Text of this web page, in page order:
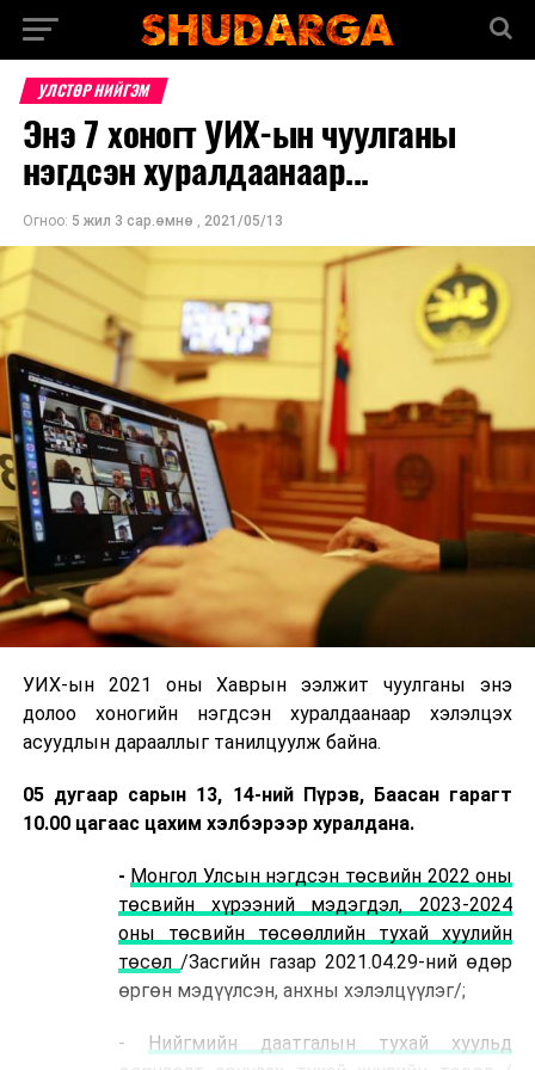
УЛСТӨР НИЙГЭМ
Энэ 7 хоногт УИХ-ын чуулганы
нэгдсэн хуралдаанаар...
Огноо: 5 жил 3 сар.өмнө , 2021/05/13
УИХ-ын 2021 оны Хаврын ээлжит чуулганы энэ
долоо хоногийн нэгдсэн хуралдаанаар хэлэлцэх
асуудлын дарааллыг танилцуулж байна.
05 дугаар сарын 13, 14-ний Пүрэв, Баасан гарагт
10.00 цагаас цахим хэлбэрээр хуралдана.
- Монгол Улсын нэгдсэн төсвийн 2022 оны
төсвийн хүрээний мэдэгдэл, 2023-2024
оны төсвийн төсөөллийн тухай хуулийн
төсөл /Засгийн газар 2021.04.29-ний өдөр
өргөн мэдүүлсэн, анхны хэлэлцүүлэг/;
-
Нийгмийн даатгалын тухай хуульд